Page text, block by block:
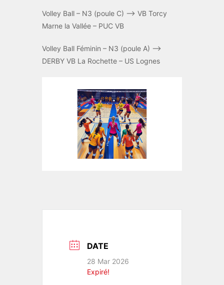
Volley Ball – N3 (poule C) –> VB Torcy
Marne la Vallée – PUC VB
Volley Ball Féminin – N3 (poule A) –>
DERBY VB La Rochette – US Lognes
DATE
28 Mar 2026
Expiré!